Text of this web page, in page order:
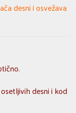
desni i osvežava
desni i kod